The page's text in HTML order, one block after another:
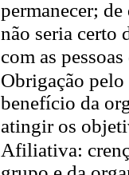
permanecer;
não seria certo
com as
Obrigação pelo
benefício da
atingir os
Afiliativa: